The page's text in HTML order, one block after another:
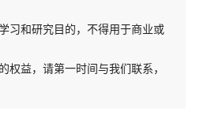
习和研究目的，不得用于商业或
权益，请第一时间与我们联系，